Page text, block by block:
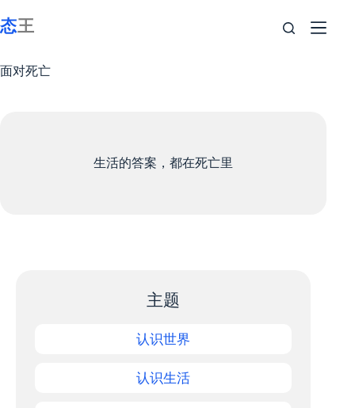
至
面对死亡
生活的答案，都在死亡里
主题
认识世界
认识生活